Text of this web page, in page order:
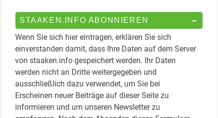
STAAKEN.INFO ABONNIEREN
Wenn Sie sich hier eintragen, erklären Sie sich
einverstanden damit, dass Ihre Daten auf dem Server
von staaken.info gespeichert werden. Ihr Daten
werden nicht an Dritte weitergegeben und
ausschließlich dazu verwendet, um Sie bei
Erscheinen neuer Beiträge auf dieser Seite zu
informieren und um unseren Newsletter zu